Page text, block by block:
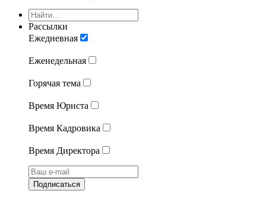
Рассылки
Ежедневная
Еженедельная
Горячая тема
Время Юриста
Время Кадровика
Время Директора
Подписаться